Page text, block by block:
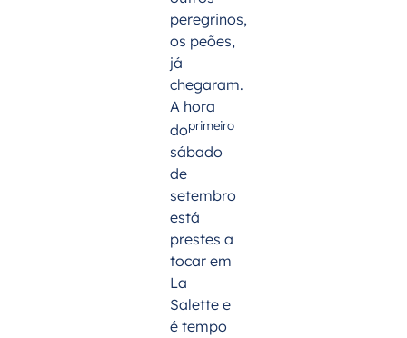
peregrinos,
os peões,
já
chegaram.
A hora
doprimeiro
sábado
de
setembro
está
prestes a
tocar em
La
Salette e
é tempo